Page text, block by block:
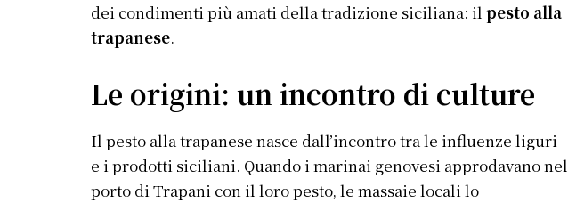
dei condimenti più amati della tradizione siciliana: ilpesto alla
trapanese.
Le origini: un incontro di culture
Il pesto alla trapanese nasce dall’incontro tra le influenze liguri
e i prodotti siciliani. Quando i marinai genovesi approdavano nel
porto di Trapani con il loro pesto, le massaie locali lo